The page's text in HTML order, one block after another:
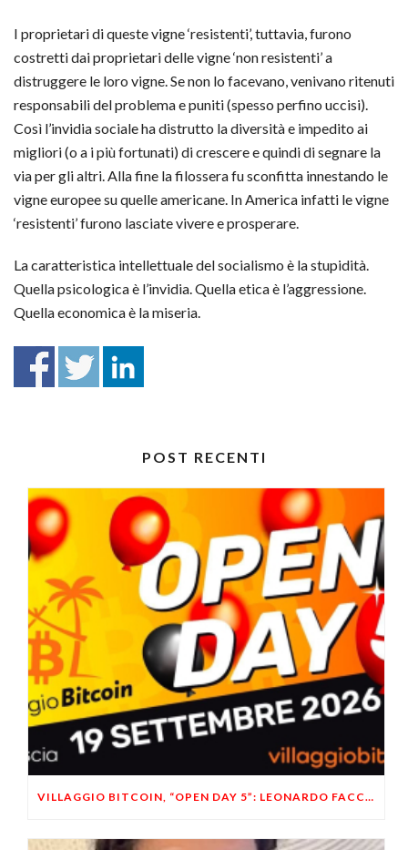
I proprietari di queste vigne ‘resistenti’, tuttavia, furono
costretti dai proprietari delle vigne ‘non resistenti’ a
distruggere le loro vigne. Se non lo facevano, venivano ritenuti
responsabili del problema e puniti (spesso perfino uccisi).
Così l’invidia sociale ha distrutto la diversità e impedito ai
migliori (o a i più fortunati) di crescere e quindi di segnare la
via per gli altri. Alla fine la filossera fu sconfitta innestando le
vigne europee su quelle americane. In America infatti le vigne
‘resistenti’ furono lasciate vivere e prosperare.
La caratteristica intellettuale del socialismo è la stupidità.
Quella psicologica è l’invidia. Quella etica è l’aggressione.
Quella economica è la miseria.
POST RECENTI
VILLAGGIO BITCOIN, “OPEN DAY 5”: LEONARDO FACCO OSPITE A BRESCIA